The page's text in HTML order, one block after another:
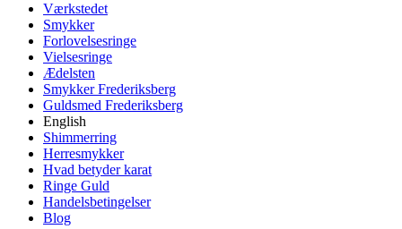
Værkstedet
Smykker
Forlovelsesringe
Vielsesringe
Ædelsten
Smykker Frederiksberg
Guldsmed Frederiksberg
English
Shimmerring
Herresmykker
Hvad betyder karat
Ringe Guld
Handelsbetingelser
Blog